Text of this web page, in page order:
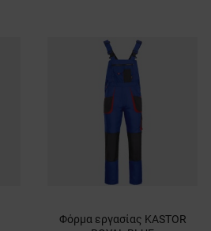
Φόρμα εργασίας KASTOR